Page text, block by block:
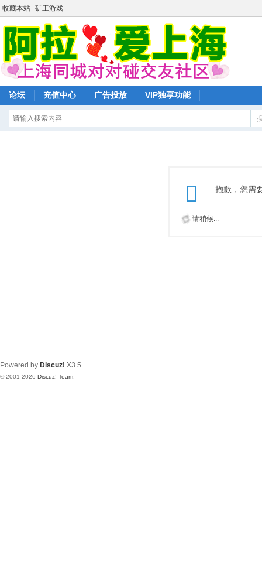
收藏本站 矿工游戏
论坛 充值中心 广告投放 VIP独享功能
抱歉，您需
请稍候...
Powered by Discuz! X3.5
© 2001-2026 Discuz! Team